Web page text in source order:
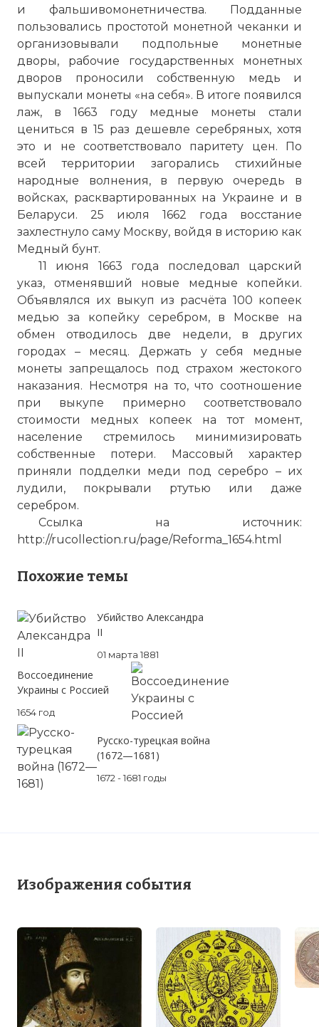
и фальшивомонетничества. Подданные
пользовались простотой монетной чеканки и
организовывали подпольные монетные
дворы, рабочие государственных монетных
дворов проносили собственную медь и
выпускали монеты «на себя». В итоге появился
лаж, в 1663 году медные монеты стали
цениться в 15 раз дешевле серебряных, хотя
это и не соответствовало паритету цен. По
всей территории загорались стихийные
народные волнения, в первую очередь в
войсках, расквартированных на Украине и в
Беларуси. 25 июля 1662 года восстание
захлестнуло саму Москву, войдя в историю как
Медный бунт.
11 июня 1663 года последовал царский
указ, отменявший новые медные копейки.
Объявлялся их выкуп из расчёта 100 копеек
медью за копейку серебром, в Москве на
обмен отводилось две недели, в других
городах – месяц. Держать у себя медные
монеты запрещалось под страхом жестокого
наказания. Несмотря на то, что соотношение
при выкупе примерно соответствовало
стоимости медных копеек на тот момент,
население стремилось минимизировать
собственные потери. Массовый характер
приняли подделки меди под серебро – их
лудили, покрывали ртутью или даже
серебром.
Ссылка на источник:
http://rucollection.ru/page/Reforma_1654.html
Похожие темы
Убийство Александра
II
01 марта 1881
Воссоединение
Украины с Россией
1654 год
Русско-турецкая война
(1672—1681)
1672 - 1681 годы
Изображения события